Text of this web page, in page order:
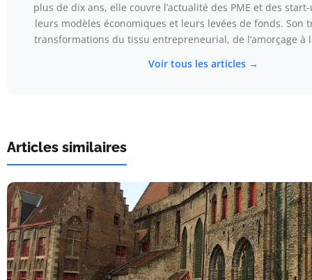
plus de dix ans, elle couvre l’actualité des PME et des
leurs modèles économiques et leurs levées de fonds. Son
transformations du tissu entrepreneurial, de l’amorçage à
Voir tous les articles →
Articles similaires